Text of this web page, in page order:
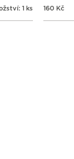
1 ks 160 Kč